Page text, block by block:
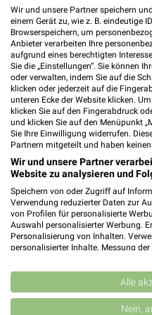
Weitere EURONICS
Angeboten in und
5 Geschäfte und Orte
EURONICS
Wadgassen,
586,65 km
EURONICS
Saarlouis,
589,57 km
Wir und unsere Partner speichern
einem Gerät zu, wie z. B. eindeutige
Browserspeichern, um
Anbieter verarbeiten Ihre
aufgrund eines berechtigten
Sie die „Einstellungen“. Sie können
oder verwalten, indem Sie auf die
klicken oder jederzeit auf die
unteren Ecke der Website klicken.
klicken Sie auf den Fingerabdruck
und klicken Sie auf den Menüpunkt
Sie Ihre Einwilligung widerrufen.
Partnern mitgeteilt und haben
Wir und unsere Partner
Website zu analysieren und
Speichern von oder Zugriff auf
Verwendung reduzierter Daten zur
von Profilen für personalisierte
Auswahl personalisierter Werbung.
Personalisierung von Inhalten.
personalisierter Inhalte. Messung
Kombinationen von Daten aus
Verbesserung der Angebote.
von Inhalten.
Daten können außerhalb der
Alle
Nein,